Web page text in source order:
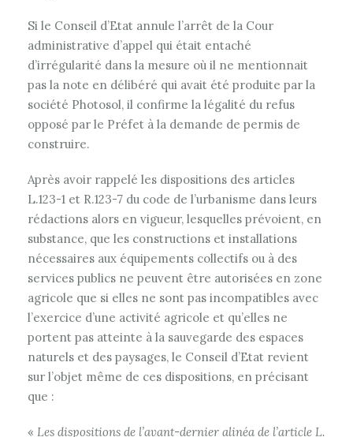
Si le Conseil d’Etat annule l’arrêt de la Cour
administrative d’appel qui était entaché
d’irrégularité dans la mesure où il ne mentionnait
pas la note en délibéré qui avait été produite par la
société Photosol, il confirme la légalité du refus
opposé par le Préfet à la demande de permis de
construire.
Après avoir rappelé les dispositions des articles
L.123-1 et R.123-7 du code de l’urbanisme dans leurs
rédactions alors en vigueur, lesquelles prévoient, en
substance, que les constructions et installations
nécessaires aux équipements collectifs ou à des
services publics ne peuvent être autorisées en zone
agricole que si elles ne sont pas incompatibles avec
l’exercice d’une activité agricole et qu’elles ne
portent pas atteinte à la sauvegarde des espaces
naturels et des paysages, le Conseil d’Etat revient
sur l’objet même de ces dispositions, en précisant
que :
« Les dispositions de l’avant-dernier alinéa de l’article L.